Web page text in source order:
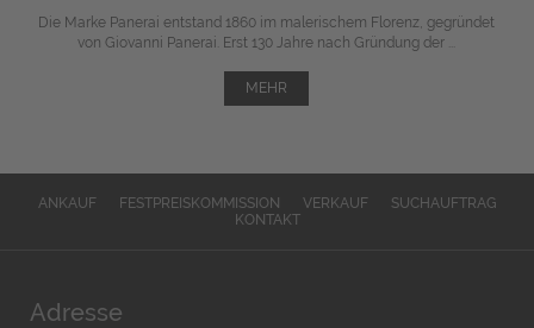
Die Marke Panerai entstand 1860 im malerischem Florenz, gegründet
von Giovanni Panerai. Erst 130 Jahre nach Gründung der ...
MEHR
ANKAUF FESTPREISKOMMISSION VERKAUF
SUCHAUFTRAG
KONTAKT
Adresse